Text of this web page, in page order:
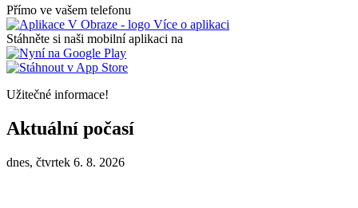
Přímo ve vašem telefonu
Více o aplikaci
Stáhněte si naši mobilní aplikaci na
Užitečné informace!
Aktuální počasí
dnes, čtvrtek 6. 8. 2026